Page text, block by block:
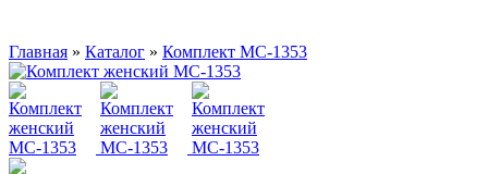
Главная » Каталог » Комплект MC-1353